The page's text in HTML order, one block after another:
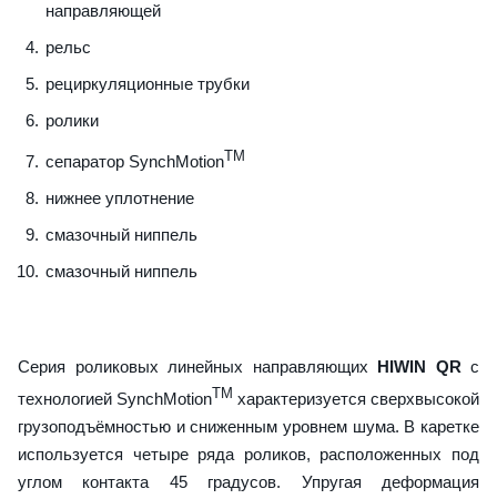
направляющей
рельс
рециркуляционные трубки
ролики
сепаратор SynchMotion TM
нижнее уплотнение
смазочный ниппель
смазочный ниппель
Серия роликовых линейных направляющих HIWIN QR с
технологией SynchMotion TM характеризуется сверхвысокой
грузоподъёмностью и сниженным уровнем шума. В каретке
используется четыре ряда роликов, расположенных под
углом контакта 45 градусов. Упругая деформация